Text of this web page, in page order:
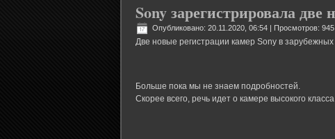
Sony зарегистрировала
Опубликовано: 20.11.2020, 06:54 | Просмотров: 945
Две новые регистрации камер Sony в
Больше пока мы не знаем подробностей.
Скорее всего, речь идет о камере высокого